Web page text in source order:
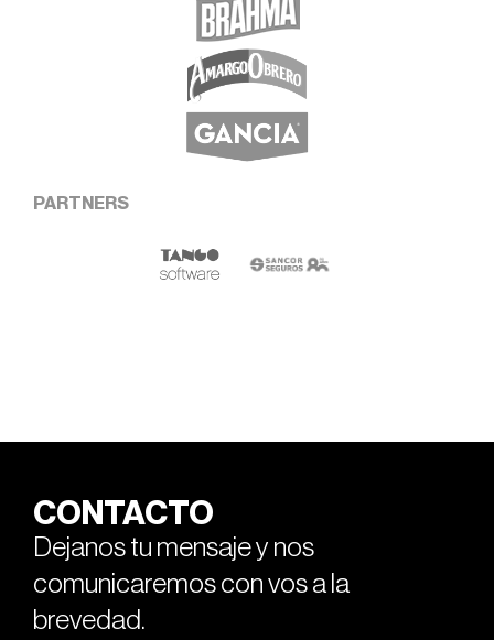
PARTNERS
CONTACTO
Dejanos tu mensaje y nos
comunicaremos con vos a la
brevedad.